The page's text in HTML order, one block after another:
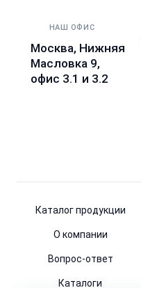
НАШ ОФИС
Москва, Нижняя
Масловка 9,
офис 3.1 и 3.2
Каталог продукции
О компании
Вопрос-ответ
Каталоги